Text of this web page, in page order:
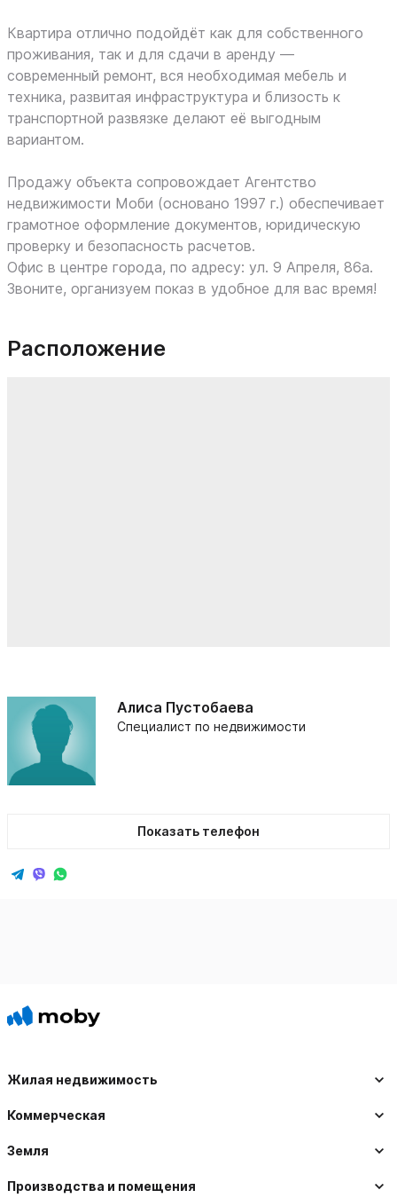
Квартира отлично подойдёт как для собственного
проживания, так и для сдачи в аренду —
современный ремонт, вся необходимая мебель и
техника, развитая инфраструктура и близость к
транспортной развязке делают её выгодным
вариантом.
Продажу объекта сопровождает Агентство
недвижимости Моби (основано 1997 г.) обеспечивает
грамотное оформление документов, юридическую
проверку и безопасность расчетов.
Офис в центре города, по адресу: ул. 9 Апреля, 86а.
Звоните, организуем показ в удобное для вас время!
Расположение
Алиса Пустобаева
Специалист по недвижимости
Показать телефон
Жилая недвижимость
Коммерческая
Земля
Производства и помещения